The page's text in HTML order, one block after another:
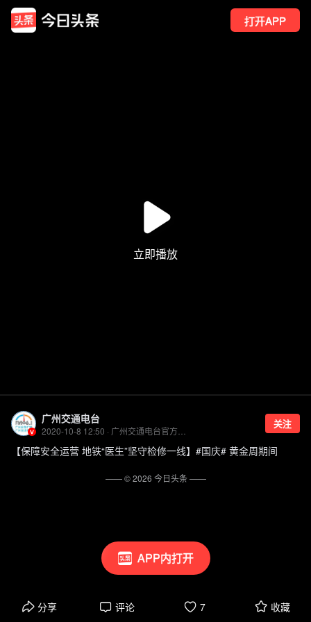
打开APP
APP内打开
广州交通电台 关注
【保障安全运营 地铁“医生”坚守检修一线】#国庆# 黄金周期间
分享 评论 7 收藏
—— ©2026 今日头条——